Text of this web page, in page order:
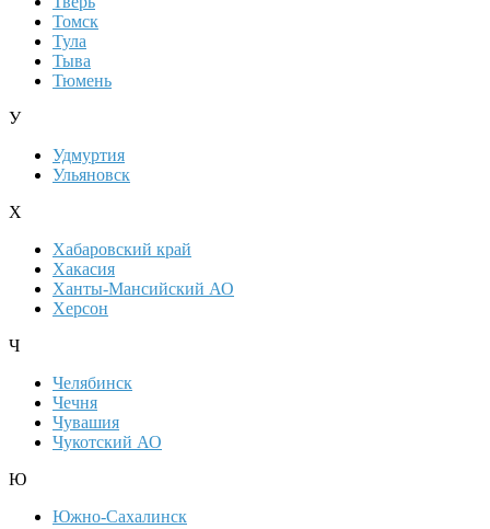
Томск
Тула
Тыва
Тюмень
У
Удмуртия
Ульяновск
Х
Хабаровский край
Хакасия
Ханты-Мансийский АО
Херсон
Ч
Челябинск
Чечня
Чувашия
Чукотский АО
Ю
Южно-Сахалинск